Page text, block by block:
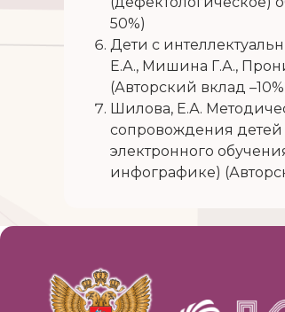
50%)
Дети с
Е.А., Мишина Г.А.,
(Авторский вклад
Шилова, Е.А.
сопровождения детей
электронного
инфографике)